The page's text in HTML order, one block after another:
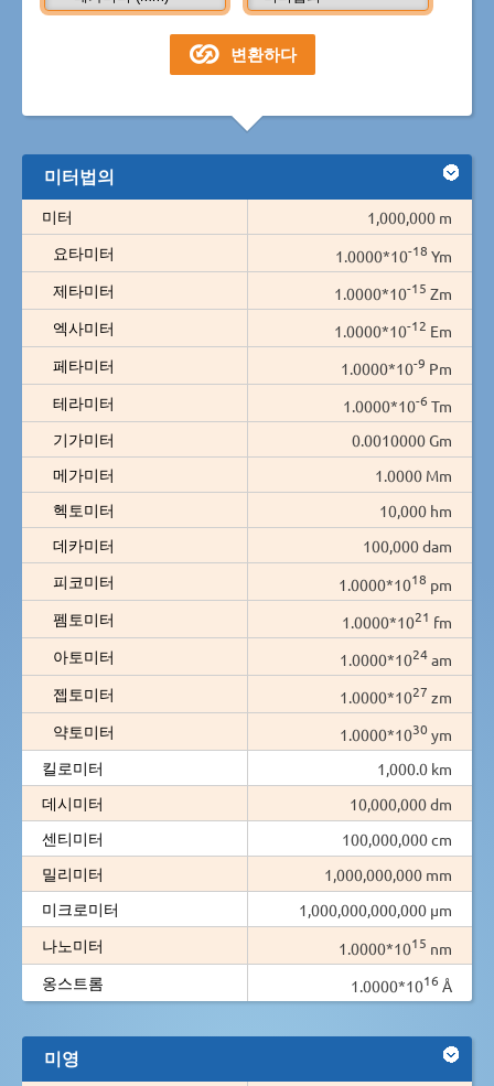
미터법의
미터
1,000,000 m
요타미터
1.0000*10-18 Ym
제타미터
1.0000*10-15 Zm
엑사미터
1.0000*10-12 Em
페타미터
1.0000*10-9 Pm
테라미터
1.0000*10-6 Tm
기가미터
0.0010000 Gm
메가미터
1.0000 Mm
헥토미터
10,000 hm
데카미터
100,000 dam
피코미터
1.0000*1018 pm
펨토미터
1.0000*1021 fm
아토미터
1.0000*1024am
젭토미터
1.0000*1027 zm
약토미터
1.0000*1030 ym
킬로미터
1,000.0 km
데시미터
10,000,000 dm
센티미터
100,000,000 cm
밀리미터
1,000,000,000 mm
미크로미터
1,000,000,000,000 µm
나노미터
1.0000*1015 nm
옹스트롬
1.0000*1016 Å
미영